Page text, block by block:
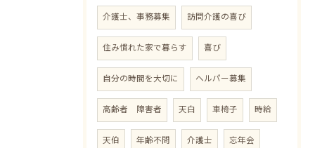
介護士、事務募集 訪問介護の喜び
住み慣れた家で暮らす 喜び
自分の時間を大切に ヘルパー募集
高齢者 障害者 天白 車椅子 時給
天伯 年齢不問 介護士 忘年会